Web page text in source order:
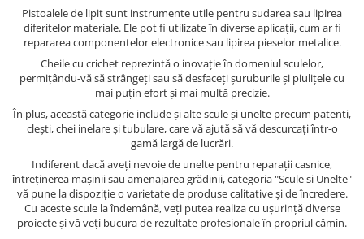
Pistoalele de lipit sunt instrumente utile pentru sudarea sau lipirea
diferitelor materiale. Ele pot fi utilizate în diverse aplicații, cum ar fi
repararea componentelor electronice sau lipirea pieselor metalice.
Cheile cu crichet reprezintă o inovație în domeniul sculelor,
permițându-vă să strângeți sau să desfaceți șuruburile și piulițele cu
mai puțin efort și mai multă precizie.
În plus, această categorie include și alte scule și unelte precum patenti,
clești, chei inelare și tubulare, care vă ajută să vă descurcați într-o
gamă largă de lucrări.
Indiferent dacă aveți nevoie de unelte pentru reparații casnice,
întreținerea mașinii sau amenajarea grădinii, categoria "Scule si Unelte"
vă pune la dispoziție o varietate de produse calitative și de încredere.
Cu aceste scule la îndemână, veți putea realiza cu ușurință diverse
proiecte și vă veți bucura de rezultate profesionale în propriul cămin.